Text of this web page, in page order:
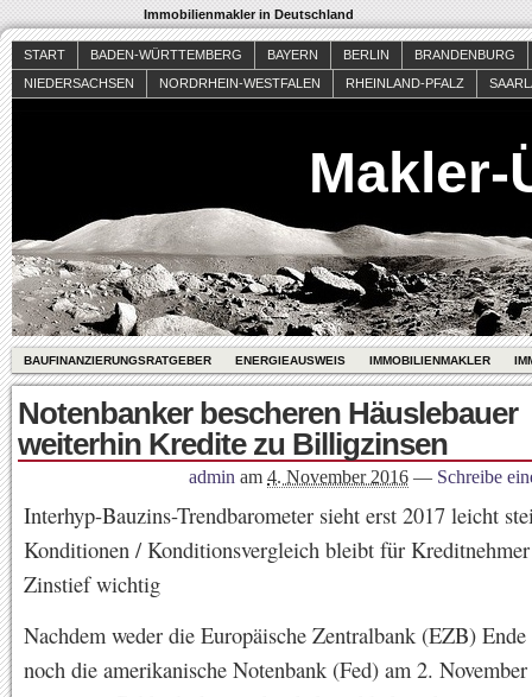
Immobilienmakler in Deutschland
START BADEN-WÜRTTEMBERG BAYERN BERLIN
BRANDENBURG
NIEDERSACHSEN
NORDRHEIN-WESTFALEN RHEINLAND-PFALZ
Makler-
BAUFINANZIERUNGSRATGEBER ENERGIEAUSWEIS IMMOBILIENMAKLER
Notenbanker bescheren Häuslebauer
weiterhin Kredite zu Billigzinsen
admin am 4. November 2016 — Schreibe
Interhyp-Bauzins-Trendbarometer sieht erst 2017 leicht
Konditionen / Konditionsvergleich bleibt für
Zinstief wichtig
Nachdem weder die Europäische Zentralbank (EZB)
noch die amerikanische Notenbank (Fed) am 2.